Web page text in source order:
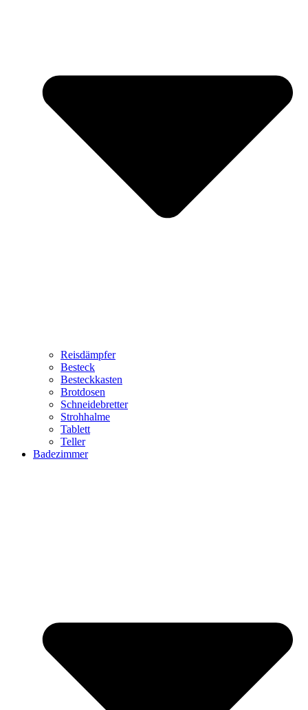
Reisdämpfer
Besteck
Besteckkasten
Brotdosen
Schneidebretter
Strohhalme
Tablett
Teller
Badezimmer